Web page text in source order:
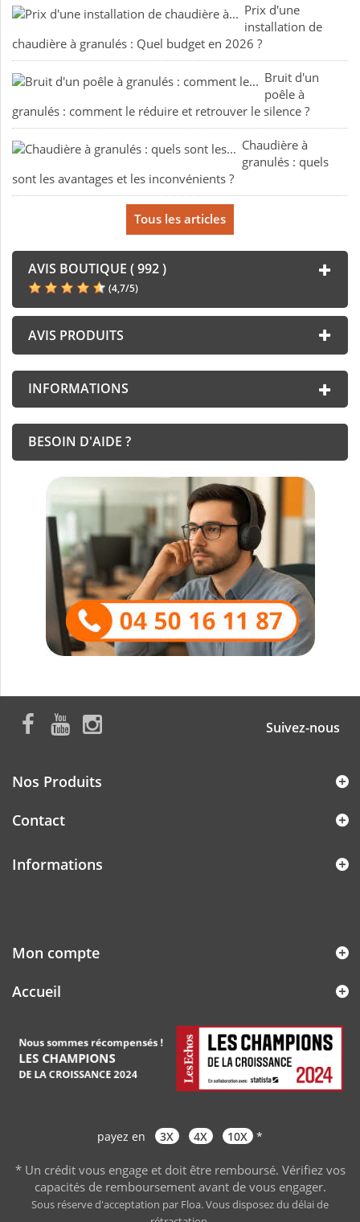
Prix d'une
installation de
chaudière à granulés : Quel budget en 2026 ?
Bruit d'un
poêle à
granulés : comment le réduire et retrouver le silence ?
Chaudière à
granulés : quels
sont les avantages et les inconvénients ?
Tous les articles
AVIS BOUTIQUE ( 992 )
(4,7/5)
AVIS PRODUITS
INFORMATIONS
BESOIN D'AIDE ?
Suivez-nous
Nos Produits
Contact
Informations
Mon compte
Accueil
payez en 3X 4X 10X *
* Un crédit vous engage et doit être remboursé. Vérifiez vos
capacités de remboursement avant de vous engager.
Sous réserve d'acceptation par Floa. Vous disposez du délai de